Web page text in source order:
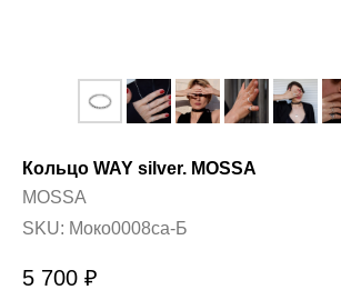
Кольцо WAY silver. MOSSA
MOSSA
SKU: Моко0008са-Б
5 700 ₽